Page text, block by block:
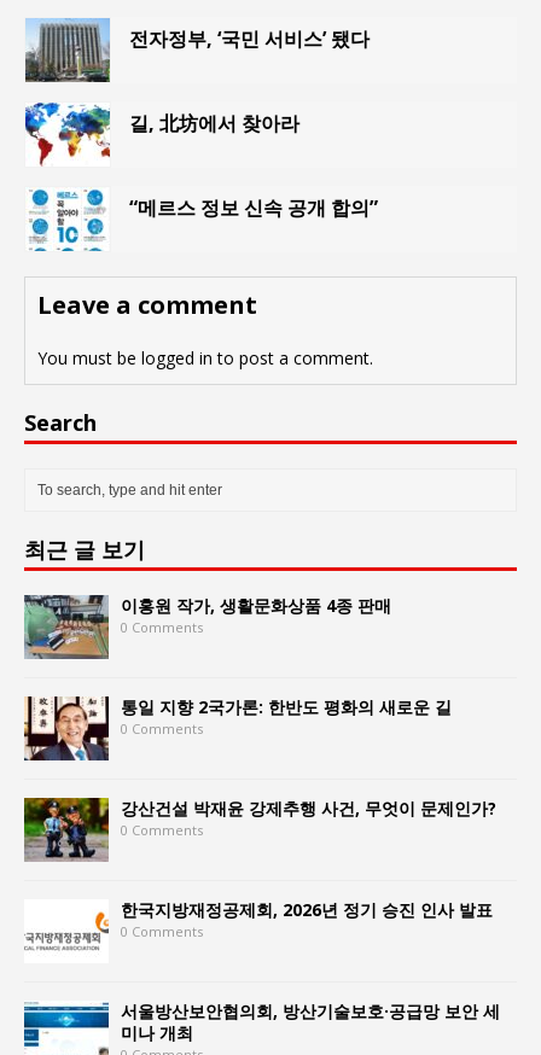
전자정부, ‘국민 서비스’ 됐다
길, 北坊에서 찾아라
“메르스 정보 신속 공개 합의”
Leave a comment
You must be logged in to post a comment.
Search
최근 글 보기
이홍원 작가, 생활문화상품 4종 판매
0 Comments
통일 지향 2국가론: 한반도 평화의 새로운 길
0 Comments
강산건설 박재윤 강제추행 사건, 무엇이 문제인가?
0 Comments
한국지방재정공제회, 2026년 정기 승진 인사 발표
0 Comments
서울방산보안협의회, 방산기술보호·공급망 보안 세
미나 개최